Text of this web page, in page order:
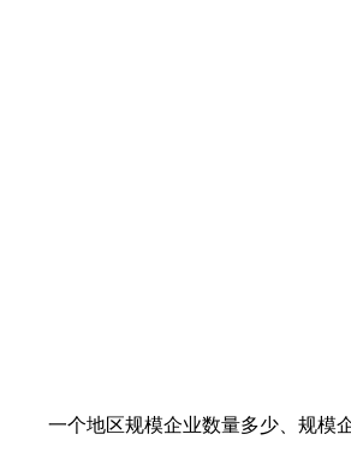
一个地区规模企业数量多少、规模